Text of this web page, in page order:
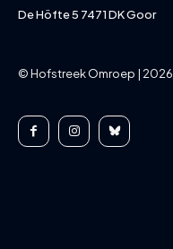
De Höfte 5 7471 DK Goor
© Hofstreek Omroep | 2026